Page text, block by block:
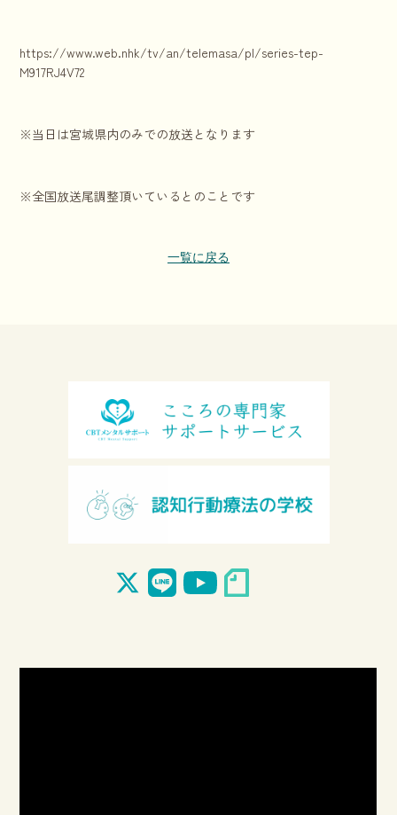
https://www.web.nhk/tv/an/telemasa/pl/series-tep-
M917RJ4V72
※当日は宮城県内のみでの放送となります
※全国放送尾調整頂いているとのことです
一覧に戻る